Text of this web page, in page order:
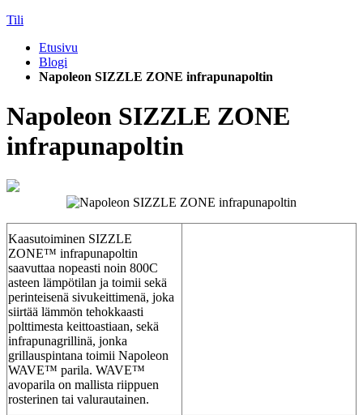
Tili
Etusivu
Blogi
Napoleon SIZZLE ZONE infrapunapoltin
Napoleon SIZZLE ZONE
infrapunapoltin
Kaasutoiminen SIZZLE
ZONE™ infrapunapoltin
saavuttaa nopeasti noin 800C
asteen lämpötilan ja toimii sekä
perinteisenä sivukeittimenä, joka
siirtää lämmön tehokkaasti
polttimesta keittoastiaan, sekä
infrapunagrillinä, jonka
grillauspintana toimii Napoleon
WAVE™ parila. WAVE™
avoparila on mallista riippuen
rosterinen tai valurautainen.